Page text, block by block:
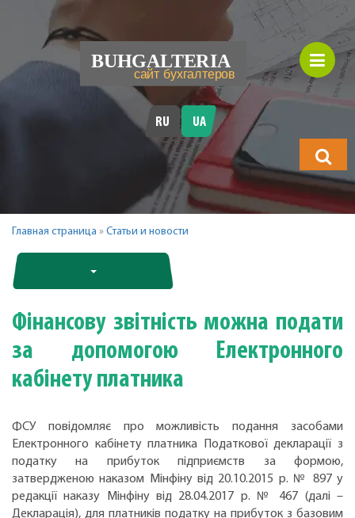
RU UA
Главная страница » Статьи и новости
Фінансову звітність можна подати
за допомогою Електронного
кабінету платника
ФСУ повідомляє про можливість подання засобами
Електронного кабінету платника Податкової декларації з
податку на прибуток підприємств за формою,
затвердженою наказом Мінфіну від 20.10.2015 р. № 897 у
редакції наказу Мінфіну від 28.04.2017 р. № 467 (далі –
Декларація), для платників податку на прибуток з базовим